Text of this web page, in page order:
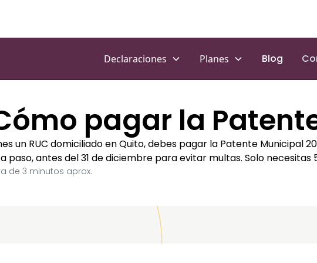
Declaraciones Planes Blog
pagar la
un RUC domiciliado en Quito, debes pagar la Patente Municipal
paso, antes del 31 de diciembre para evitar multas. Solo necesitas
de 3 minutos aprox.